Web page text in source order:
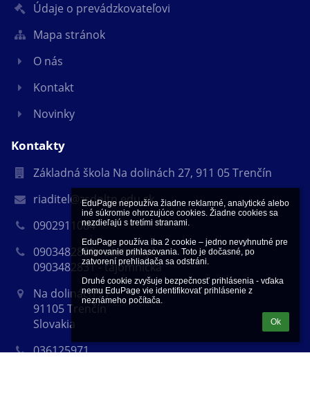
EduPage nepoužíva žiadne reklamné, analytické alebo
iné súkromie ohrozujúce cookies. Žiadne cookies sa
nezdieľajú s tretími stranami.
EduPage používa iba 2 cookie – jedno nevyhnutné pre
fungovanie prihlasovania. Toto je dočasné, po
zatvorení prehliadača sa odstráni.
Druhé cookie zvyšuje bezpečnosť prihlásenia - vďaka
nemu EduPage vie identifikovať prihlásenie z
neznámeho počítača.
Ok
Údaje o prevádzkovateľovi
Mapa stránok
O nás
Kontakt
Novinky
Kontakty
Základná škola Na dolinách 27, 911 05 Trenčín
riaditel@zsdoltn.edu.sk
0902911084
0903482830 - zástupkyňa
0903482831 - tajomníčka
Na dolinách 27
91105 Trenčín
Slovakia
036125971